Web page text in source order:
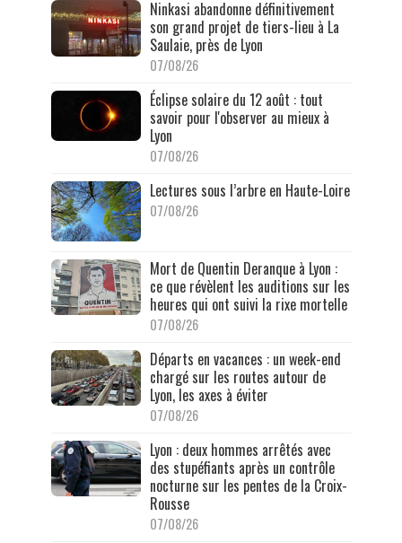
Ninkasi abandonne définitivement
son grand projet de tiers-lieu à La
Saulaie, près de Lyon
07/08/26
Éclipse solaire du 12 août : tout
savoir pour l'observer au mieux à
Lyon
07/08/26
Lectures sous l’arbre en Haute-Loire
07/08/26
Mort de Quentin Deranque à Lyon :
ce que révèlent les auditions sur les
heures qui ont suivi la rixe mortelle
07/08/26
Départs en vacances : un week-end
chargé sur les routes autour de
Lyon, les axes à éviter
07/08/26
Lyon : deux hommes arrêtés avec
des stupéfiants après un contrôle
nocturne sur les pentes de la Croix-
Rousse
07/08/26